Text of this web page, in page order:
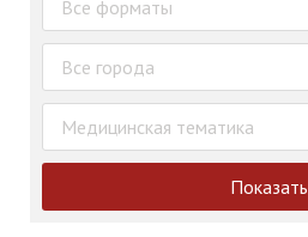
Все форматы
Все города
Медицинская тематика
Показать